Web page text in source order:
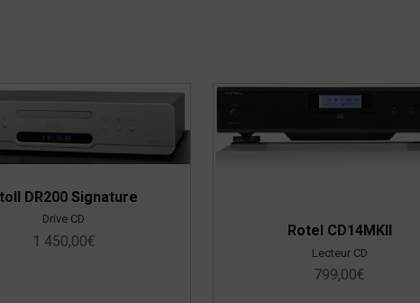
DR200 Signature
Drive CD
1 450,00€
Rotel CD14MKII
Lecteur CD
799,00€